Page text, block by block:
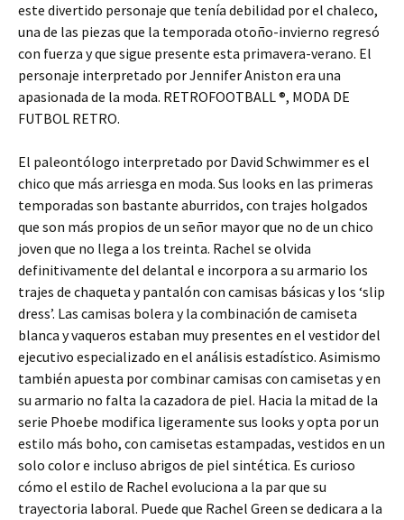
este divertido personaje que tenía debilidad por el chaleco,
una de las piezas que la temporada otoño-invierno regresó
con fuerza y que sigue presente esta primavera-verano. El
personaje interpretado por Jennifer Aniston era una
apasionada de la moda. RETROFOOTBALL ®, MODA DE
FUTBOL RETRO.
El paleontólogo interpretado por David Schwimmer es el
chico que más arriesga en moda. Sus looks en las primeras
temporadas son bastante aburridos, con trajes holgados
que son más propios de un señor mayor que no de un chico
joven que no llega a los treinta. Rachel se olvida
definitivamente del delantal e incorpora a su armario los
trajes de chaqueta y pantalón con camisas básicas y los ‘slip
dress’. Las camisas bolera y la combinación de camiseta
blanca y vaqueros estaban muy presentes en el vestidor del
ejecutivo especializado en el análisis estadístico. Asimismo
también apuesta por combinar camisas con camisetas y en
su armario no falta la cazadora de piel. Hacia la mitad de la
serie Phoebe modifica ligeramente sus looks y opta por un
estilo más boho, con camisetas estampadas, vestidos en un
solo color e incluso abrigos de piel sintética. Es curioso
cómo el estilo de Rachel evoluciona a la par que su
trayectoria laboral. Puede que Rachel Green se dedicara a la